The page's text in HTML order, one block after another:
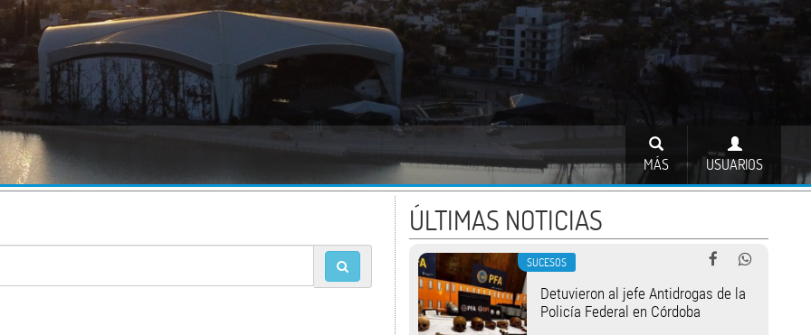
USUARIOS
MÁS
ÚLTIMAS NOTICIAS
SUCESOS
Detuvieron al jefe Antidrogas de la
Policía Federal en Córdoba